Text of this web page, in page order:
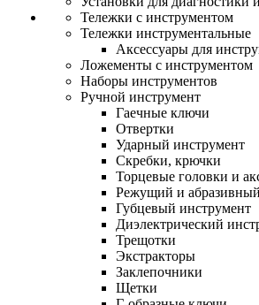
Тележки с инструментом
Тележки инструментальные
Аксессуары для
Ложементы с инструментом
Наборы инструментов
Ручной инструмент
Гаечные ключи
Отвертки
Ударный инструмент
Скребки, крючки
Торцевые головки и
Режущий и
Губцевый инструмент
Диэлектрический
Трещотки
Экстракторы
Заклепочники
Щетки